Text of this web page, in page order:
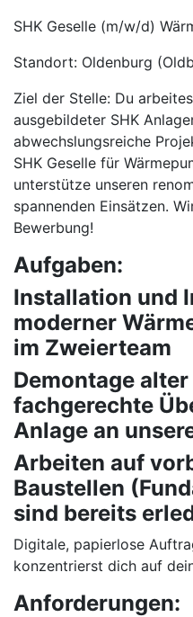
SHK Geselle (m/w/d)
Standort: Oldenburg
Ziel der Stelle: Du
ausgebildeter SHK
abwechslungsreiche
SHK Geselle für
unterstütze unseren
spannenden Einsätzen.
Bewerbung!
Aufgaben:
Installation und
moderner
im Zweierteam
Demontage
fachgerechte
Anlage an
Arbeiten auf
Baustellen
sind bereits
Digitale, papierlose
konzentrierst dich auf
Anforderungen: